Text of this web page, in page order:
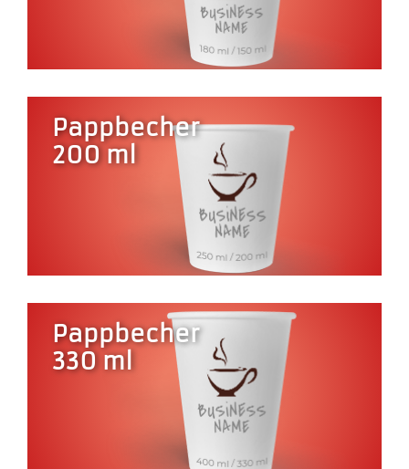
Pappbecher
200 ml
Pappbecher
330 ml